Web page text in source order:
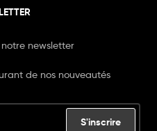
newsletter
de nos nouveautés
S'inscrire